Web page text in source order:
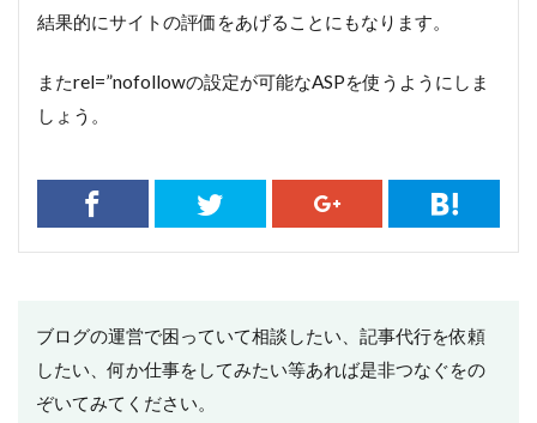
結果的にサイトの評価をあげることにもなります。
またrel=”nofollowの設定が可能なASPを使うようにしま
しょう。
ブログの運営で困っていて相談したい、記事代行を依頼
したい、何か仕事をしてみたい等あれば是非つなぐをの
ぞいてみてください。